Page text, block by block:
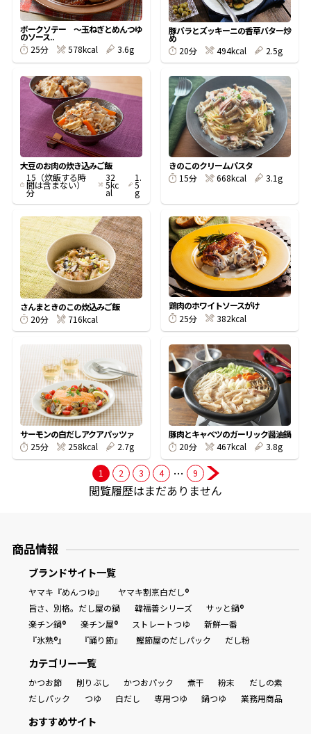
『踊り節』
鰹節屋の
だしパック
だし粉
商品情報一覧
おすすめサイト
新鮮一番
氷熟®︎
だしパック
ポークソテー ～玉ねぎとめんつゆ
のソース..
25分
578kcal 3.6g
豚バラとズッキーニの香草バター炒
め
20分
494kcal 2.5g
大豆のお肉の炊き込みご飯
15（炊飯する時
間は含まない）
分
32
5kc
al
1.
5
g
きのこのクリームパスタ
15分
668kcal 3.1g
さんまときのこの炊込みご飯
20分
716kcal
鶏肉のホワイトソースがけ
25分
382kcal
サーモンの白だしアクアパッツァ
25分
258kcal 2.7g
豚肉とキャベツのガーリック醤油鍋
20分
467kcal 3.8g
1 2 3 4 … 9
閲覧履歴はまだありません
商品情報
ブランドサイト一覧
ヤマキ『めんつゆ』
ヤマキ割烹白だし®
旨さ、別格。だし屋の鍋
韓福善シリーズ
サッと鍋®
楽チン鍋®
楽チン屋® ストレートつゆ
新鮮一番
『氷熟®』
『踊り節』 鰹節屋のだしパック だし粉
カテゴリー一覧
かつお節 削りぶし かつおパック 煮干 粉末
だしの素
だしパック
つゆ 白だし 専用つゆ 鍋つゆ 業務用商品
おすすめサイト